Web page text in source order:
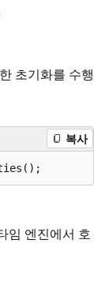
초기화를 수행
복사
임 엔진에서 호